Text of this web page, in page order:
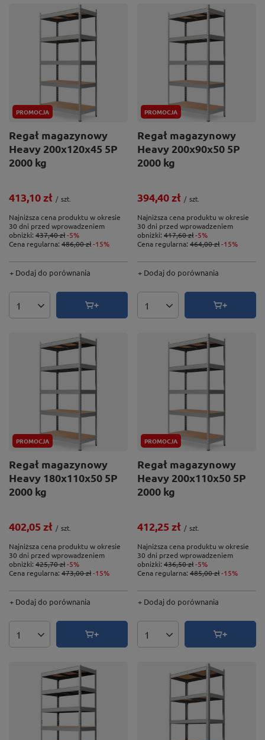
PROMOCJA
Regał magazynowy
Heavy 200x120x45 5P
2000 kg
413,10 zł / szt.
Najniższa cena produktu w okresie
30 dni przed wprowadzeniem
obniżki: 437,40 zł-5%
Cena regularna: 486,00 zł-15%
+ Dodaj do porównania
Ilość produktów
PROMOCJA
Regał magazynowy
Heavy 200x90x50 5P
2000 kg
394,40 zł / szt.
Najniższa cena produktu w okresie
30 dni przed wprowadzeniem
obniżki: 417,60 zł-5%
Cena regularna: 464,00 zł-15%
+ Dodaj do porównania
Ilość produktów
PROMOCJA
Regał magazynowy
Heavy 180x110x50 5P
2000 kg
402,05 zł / szt.
Najniższa cena produktu w okresie
30 dni przed wprowadzeniem
obniżki: 425,70 zł-5%
Cena regularna: 473,00 zł-15%
+ Dodaj do porównania
Ilość produktów
PROMOCJA
Regał magazynowy
Heavy 200x110x50 5P
2000 kg
412,25 zł / szt.
Najniższa cena produktu w okresie
30 dni przed wprowadzeniem
obniżki: 436,50 zł-5%
Cena regularna: 485,00 zł-15%
+ Dodaj do porównania
Ilość produktów